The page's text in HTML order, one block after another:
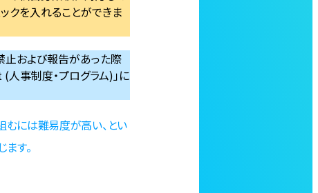
クを入れることができま
止および報告があった際
事制度・プログラム)」に
むには難易度が高い、とい
す。